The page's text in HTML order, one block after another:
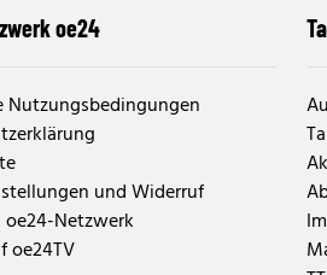
oe24
Nutzungsbedingungen
und Widerruf
Netzwerk
oe24TV